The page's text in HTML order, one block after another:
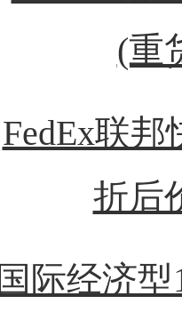
(重
FedEx联邦
折后
国际经济